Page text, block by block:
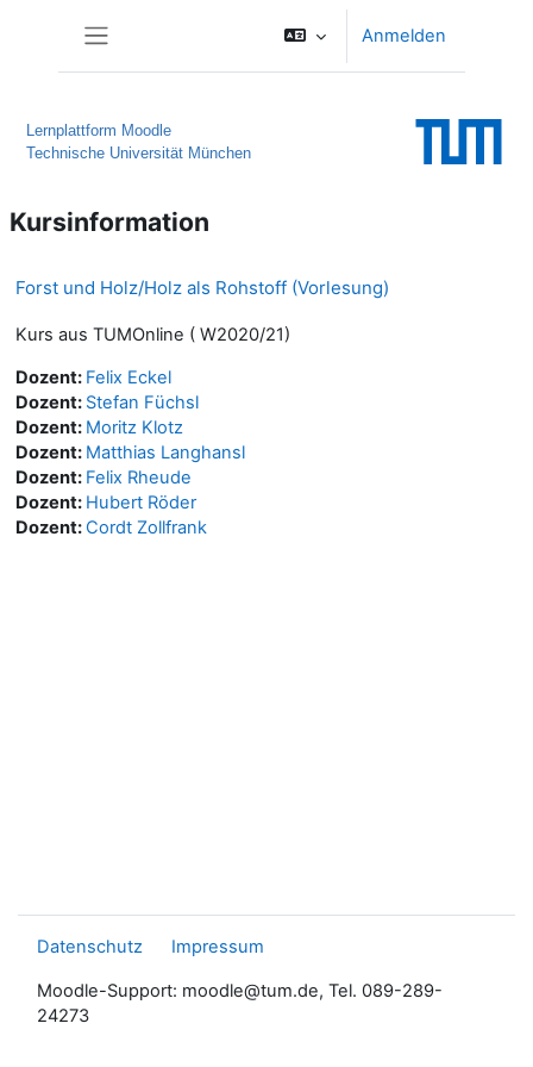
Anmelden
Lernplattform Moodle
Technische Universität München
Kursinformation
Forst und Holz/Holz als Rohstoff (Vorlesung)
Kurs aus TUMOnline ( W2020/21)
Dozent: Felix Eckel
Dozent: Stefan Füchsl
Dozent: Moritz Klotz
Dozent: Matthias Langhansl
Dozent: Felix Rheude
Dozent: Hubert Röder
Dozent:Cordt Zollfrank
Datenschutz Impressum
Moodle-Support: moodle@tum.de, Tel. 089-289-
24273